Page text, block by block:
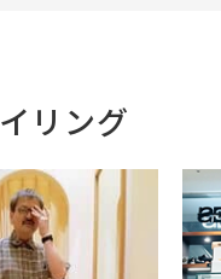
リング